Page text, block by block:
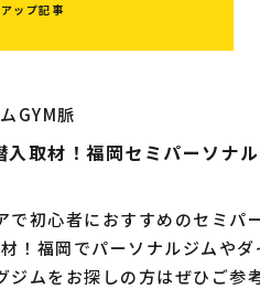
ップ記事
取材！福岡セミパーソナ
で初心者におすすめのセミパ
！福岡でパーソナルジムや
ジムをお探しの方はぜひご参